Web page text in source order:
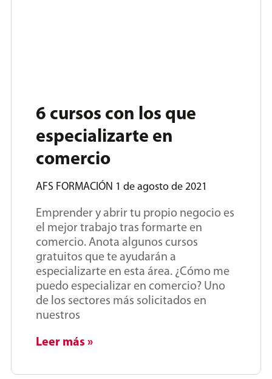
6 cursos con los que
especializarte en
comercio
AFS FORMACIÓN 1 de agosto de 2021
Emprender y abrir tu propio negocio es
el mejor trabajo tras formarte en
comercio. Anota algunos cursos
gratuitos que te ayudarán a
especializarte en esta área. ¿Cómo me
puedo especializar en comercio? Uno
de los sectores más solicitados en
nuestros
Leer más »